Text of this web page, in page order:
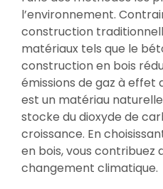
l’environnement.
construction
matériaux tels que le
construction en bois
émissions de gaz à effet
est un matériau
stocke du dioxyde de
croissance. En
en bois, vous
changement climatique.